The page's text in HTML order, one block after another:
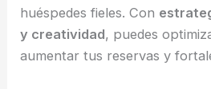
huéspedes fieles. Con
y creatividad, puedes
aumentar tus reservas y